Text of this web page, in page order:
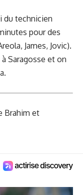
du technicien
pour des
James, Jovic).
Saragosse et on
Brahim et